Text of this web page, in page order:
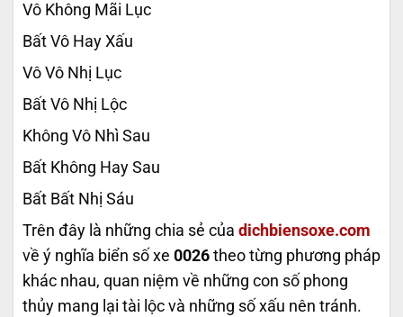
Vô Không Mãi Lục
Bất Vô Hay Xấu
Vô Vô Nhị Lục
Bất Vô Nhị Lộc
Không Vô Nhì Sau
Bất Không Hay Sau
Bất Bất Nhị Sáu
Trên đây là những chia sẻ của dichbiensoxe.com
về ý nghĩa biển số xe 0026 theo từng phương pháp
khác nhau, quan niệm về những con số phong
thủy mang lại tài lộc và những số xấu nên tránh.